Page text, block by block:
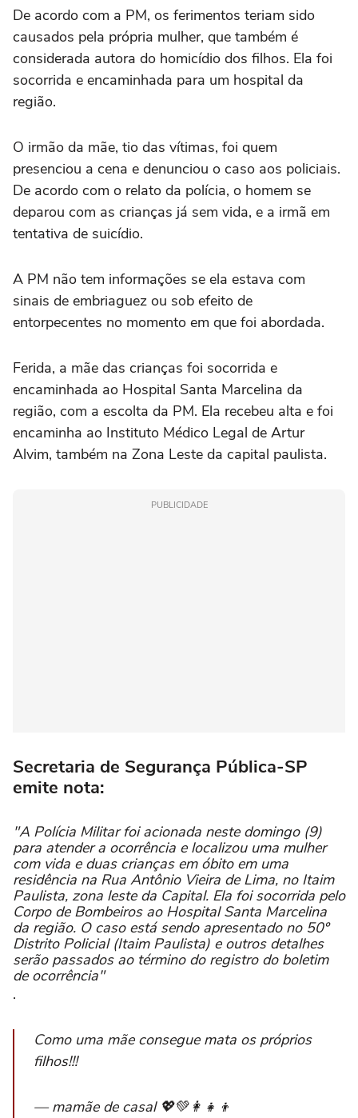
De acordo com a PM, os ferimentos teriam sido
causados pela própria mulher, que também é
considerada autora do homicídio dos filhos. Ela foi
socorrida e encaminhada para um hospital da
região.
O irmão da mãe, tio das vítimas, foi quem
presenciou a cena e denunciou o caso aos policiais.
De acordo com o relato da polícia, o homem se
deparou com as crianças já sem vida, e a irmã em
tentativa de suicídio.
A PM não tem informações se ela estava com
sinais de embriaguez ou sob efeito de
entorpecentes no momento em que foi abordada.
Ferida, a mãe das crianças foi socorrida e
encaminhada ao Hospital Santa Marcelina da
região, com a escolta da PM. Ela recebeu alta e foi
encaminha ao Instituto Médico Legal de Artur
Alvim, também na Zona Leste da capital paulista.
PUBLICIDADE
Secretaria de Segurança Pública-SP
emite nota:
"A Polícia Militar foi acionada neste domingo (9)
para atender a ocorrência e localizou uma mulher
com vida e duas crianças em óbito em uma
residência na Rua Antônio Vieira de Lima, no Itaim
Paulista, zona leste da Capital. Ela foi socorrida pelo
Corpo de Bombeiros ao Hospital Santa Marcelina
da região. O caso está sendo apresentado no 50º
Distrito Policial (Itaim Paulista) e outros detalhes
serão passados ao término do registro do boletim
de ocorrência"
.
Como uma mãe consegue mata os próprios
filhos!!!
— mamãe de casal 💖💚👩‍👧‍👦